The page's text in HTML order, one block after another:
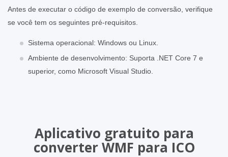
Antes de executar o código de exemplo de conversão, verifique
se você tem os seguintes pré-requisitos.
Sistema operacional: Windows ou Linux.
Ambiente de desenvolvimento: Suporta .NET Core 7 e
superior, como Microsoft Visual Studio.
Aplicativo gratuito para
converter WMF para ICO